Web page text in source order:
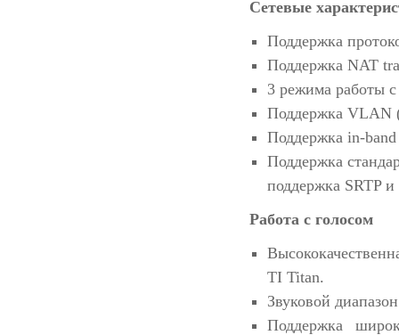
Сетевые
Поддержка
Поддержка NAT
3 режима работы с
Поддержка VLAN
Поддержка in-
Поддержка
поддержка SRTP
Работа с голосом
TI Titan.
Звуковой
Поддержка